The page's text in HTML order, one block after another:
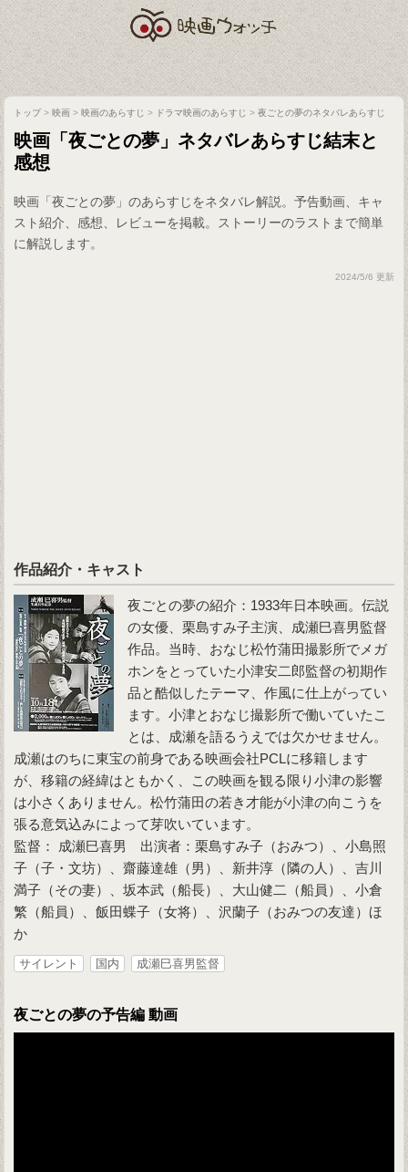
トップ>映画 >映画のあらすじ > ドラマ映画のあらすじ >夜ごとの夢のネタバレあらすじ
映画「夜ごとの夢」ネタバレあらすじ結末と
感想
映画「夜ごとの夢」のあらすじをネタバレ解説。予告動画、キャ
スト紹介、感想、レビューを掲載。ストーリーのラストまで簡単
に解説します。
2024/5/6 更新
作品紹介・キャスト
夜ごとの夢の紹介：1933年日本映画。伝説
の女優、栗島すみ子主演、成瀬巳喜男監督
作品。当時、おなじ松竹蒲田撮影所でメガ
ホンをとっていた小津安二郎監督の初期作
品と酷似したテーマ、作風に仕上がってい
ます。小津とおなじ撮影所で働いていたこ
とは、成瀬を語るうえでは欠かせません。
成瀬はのちに東宝の前身である映画会社PCLに移籍します
が、移籍の経緯はともかく、この映画を観る限り小津の影響
は小さくありません。松竹蒲田の若き才能が小津の向こうを
張る意気込みによって芽吹いています。
監督： 成瀬巳喜男 出演者：栗島すみ子（おみつ）、小島照
子（子・文坊）、齋藤達雄（男）、新井淳（隣の人）、吉川
満子（その妻）、坂本武（船長）、大山健二（船員）、小倉
繁（船員）、飯田蝶子（女将）、沢蘭子（おみつの友達）ほ
か
サイレント 国内 成瀬巳喜男監督
夜ごとの夢の予告編 動画